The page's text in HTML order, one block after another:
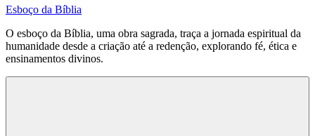
Esboço da Bíblia
O esboço da Bíblia, uma obra sagrada, traça a jornada espiritual da
humanidade desde a criação até a redenção, explorando fé, ética e
ensinamentos divinos.